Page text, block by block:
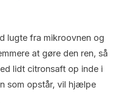
lugte fra mikroovnen og
at gøre den ren, så
lidt citronsaft op inde i
som opstår, vil hjælpe